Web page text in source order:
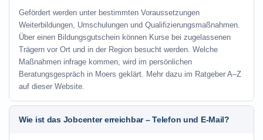
Gefördert werden unter bestimmten Voraussetzungen
Weiterbildungen, Umschulungen und Qualifizierungsmaßnahmen.
Über einen Bildungsgutschein können Kurse bei zugelassenen
Trägern vor Ort und in der Region besucht werden. Welche
Maßnahmen infrage kommen, wird im persönlichen
Beratungsgespräch in Moers geklärt. Mehr dazu im Ratgeber A–Z
auf dieser Website.
Wie ist das Jobcenter erreichbar – Telefon und E-Mail?